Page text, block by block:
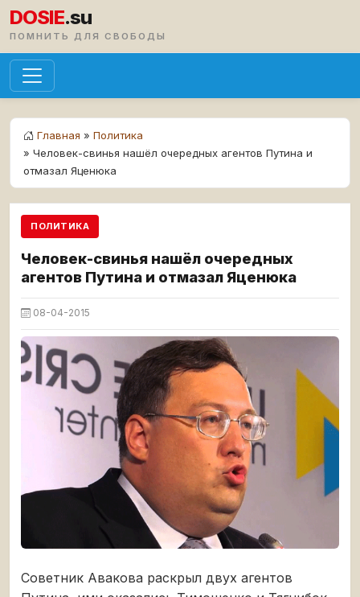
DOSIE.su
ПОМНИТЬ ДЛЯ СВОБОДЫ
Главная » Политика
» Человек-свинья нашёл очередных агентов Путина и
отмазал Яценюка
ПОЛИТИКА
Человек-свинья нашёл очередных
агентов Путина и отмазал Яценюка
08-04-2015
Советник Авакова раскрыл двух агентов